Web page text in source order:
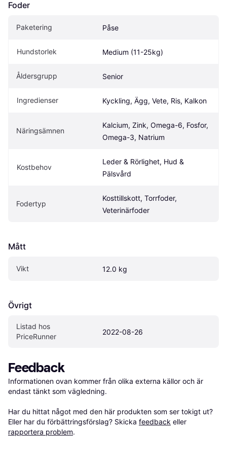
Foder
Paketering Påse
Hundstorlek Medium (11-25kg)
Åldersgrupp Senior
Ingredienser Kyckling, Ägg, Vete, Ris, Kalkon
Näringsämnen
Kalcium, Zink, Omega-6, Fosfor,
Omega-3, Natrium
Kostbehov
Leder & Rörlighet, Hud &
Pälsvård
Fodertyp
Kosttillskott, Torrfoder,
Veterinärfoder
Mått
Vikt 12.0 kg
Övrigt
Listad hos
PriceRunner
2022-08-26
Feedback
Informationen ovan kommer från olika externa källor och är
endast tänkt som vägledning.
Har du hittat något med den här produkten som ser tokigt ut?
Eller har du förbättringsförslag? Skicka feedback eller
rapportera problem.